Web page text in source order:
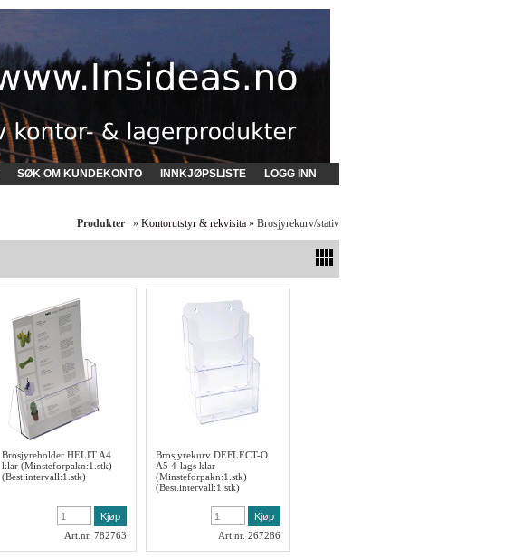
SØK OM KUNDEKONTO INNKJØPSLISTE LOGG INN
Produkter » Kontorutstyr & rekvisita » Brosjyrekurv/stativ
Brosjyreholder HELIT A4
klar (Minsteforpakn:1.stk)
(Best.intervall:1.stk)
Art.nr. 782763
Brosjyrekurv DEFLECT-O
A5 4-lags klar
(Minsteforpakn:1.stk)
(Best.intervall:1.stk)
Art.nr. 267286